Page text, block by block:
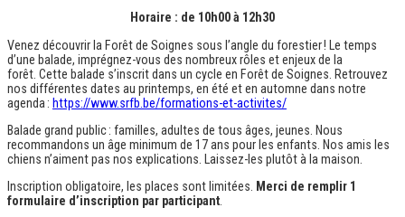
Horaire : de 10h00 à 12h30
Venez découvrir la Forêt de Soignes sous l’angle du forestier ! Le temps
d’une balade, imprégnez-vous des nombreux rôles et enjeux de la
forêt. Cette balade s’inscrit dans un cycle en Forêt de Soignes. Retrouvez
nos différentes dates au printemps, en été et en automne dans notre
agenda : https://www.srfb.be/formations-et-activites/
Balade grand public : familles, adultes de tous âges, jeunes. Nous
recommandons un âge minimum de 17 ans pour les enfants. Nos amis les
chiens n’aiment pas nos explications. Laissez-les plutôt à la maison.
Inscription obligatoire, les places sont limitées. Merci de remplir 1
formulaire d’inscription par participant.